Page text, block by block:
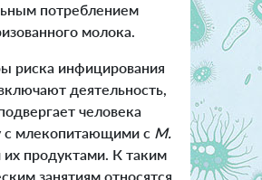
потреблением
молока.
риска инфицирования
деятельность,
человека
с млекопитающими с M.
продуктами. К таким
занятиям относятся